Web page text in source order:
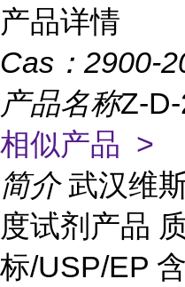
产品详情
Cas： 2900-
产品名称Z-
相似产品 >
简介 武汉维
度试剂产品
标/USP/EP